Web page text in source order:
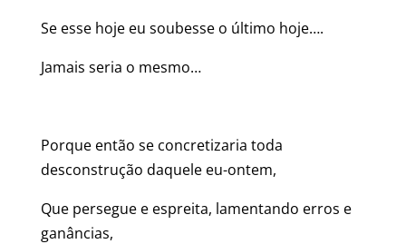
Se esse hoje eu soubesse o último hoje….
Jamais seria o mesmo…
Porque então se concretizaria toda
desconstrução daquele eu-ontem,
Que persegue e espreita, lamentando erros e
ganâncias,